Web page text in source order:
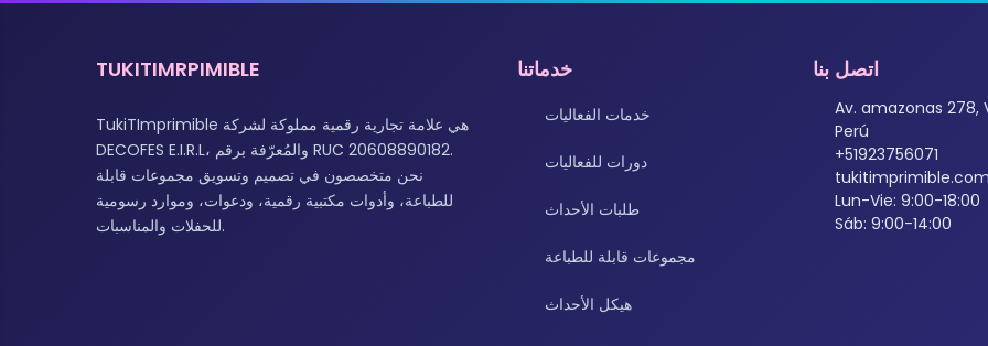
TUKITIMRPIMIBLE
TukiTImprimible هي علامة تجارية رقمية مملوكة لشركة
DECOFES E.I.R.L، والمُعرّفة برقم RUC 20608890182.
نحن متخصصون في تصميم وتسويق مجموعات قابلة
للطباعة، وأدوات مكتبية رقمية، ودعوات، وموارد رسومية
للحفلات والمناسبات.
خدماتنا
خدمات الفعاليات
دورات للفعاليات
طلبات الأحداث
مجموعات قابلة للطباعة
هيكل الأحداث
اتصل بنا
Av. amazonas 278,
Perú
+51923756071
Lun-Vie: 9:00-18:00
Sáb: 9:00-14:00